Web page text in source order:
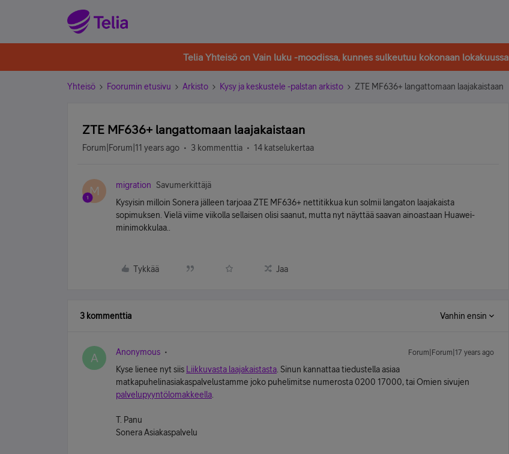
Telia Yhteisö on Vain luku -moodissa, kunnes sulkeutuu kokonaan lokakuussa
Yhteisö Foorumin etusivu Arkisto Kysy ja keskustele -palstan arkisto ZTE MF636+ langattomaan laajakaistaan
ZTE MF636+ langattomaan laajakaistaan
Forum|Forum|11 years ago 3 kommenttia 14 katselukertaa
M migration
Savumerkittäjä
Kysyisin milloin Sonera jälleen tarjoaa ZTE MF636+ nettitikkua kun solmii langaton laajakaista
sopimuksen. Vielä viime viikolla sellaisen olisi saanut, mutta nyt näyttää saavan ainoastaan Huawei-
minimokkulaa..
Tykkää Jaa
3 kommenttia Vanhin ensin
A Anonymous Forum|Forum|17 years ago
Kyse lienee nyt siis Liikkuvasta laajakaistasta . Sinun kannattaa tiedustella asiaa
matkapuhelinasiakaspalvelustamme joko puhelimitse numerosta 0200 17000, tai Omien sivujen
palvelupyyntölomakkeella
T. Panu
Sonera Asiakaspalvelu